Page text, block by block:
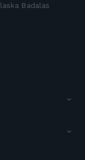
Badalas

